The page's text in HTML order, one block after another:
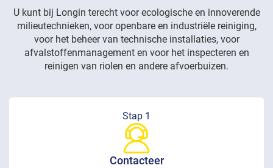
U kunt bij Longin terecht voor ecologische en innoverende
milieutechnieken, voor openbare en industriële reiniging,
voor het beheer van technische installaties, voor
afvalstoffenmanagement en voor het inspecteren en
reinigen van riolen en andere afvoerbuizen.
Stap 1
Contacteer